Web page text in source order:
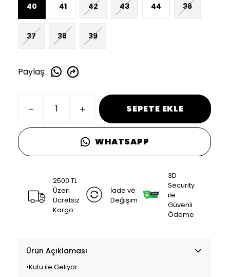
40 41 42 43 44 36
37 38 39
Paylaş:
SEPETE EKLE
WHATSAPP
2500 TL
Üzeri
Ücretsiz
Kargo
İade ve
Değişim
3D
Security
ile
Güvenli
Ödeme
Ürün Açıklaması
•Kutu ile Geliyor.